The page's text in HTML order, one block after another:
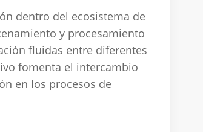
dentro del ecosistema de
y procesamiento
fluidas entre diferentes
fomenta el intercambio
en los procesos de